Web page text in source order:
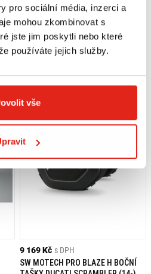
pro sociální média, inzerci a
mohou zkombinovat s
jste jim poskytli nebo které
používáte jejich služby.
vše
12 059 Kč s DPH
SW MOTECH URBAN ABS BOČNÍ
KUFRY DUCATI SCRAMBLER
MODELS (18-)
Na objednávku
9 169 Kč s DPH
SW MOTECH PRO BLAZE H BOČNÍ